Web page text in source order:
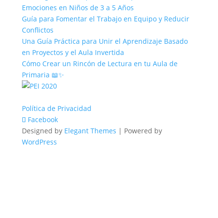
Emociones en Niños de 3 a 5 Años
Guía para Fomentar el Trabajo en Equipo y Reducir
Conflictos
Una Guía Práctica para Unir el Aprendizaje Basado
en Proyectos y el Aula Invertida
Cómo Crear un Rincón de Lectura en tu Aula de
Primaria 📖✨
Política de Privacidad
Facebook
Designed by Elegant Themes | Powered by
WordPress